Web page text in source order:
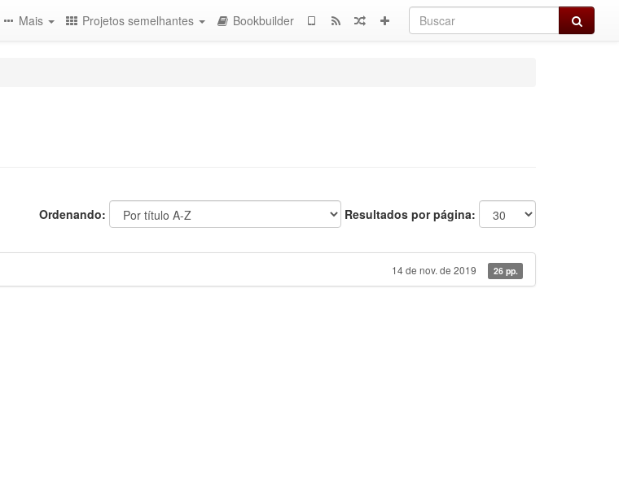
Buscar
Mais Projetos semelhantes Bookbuilder
Ordenando: Resultados por página:
14 de nov. de 2019 26 pp.